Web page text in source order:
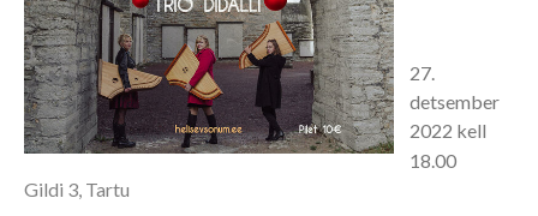
27.
detsember
2022 kell
18.00
Gildi 3, Tartu